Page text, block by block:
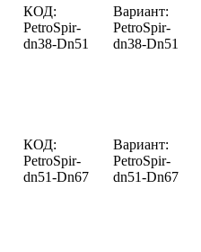
КОД:
PetroSpir-
dn38-Dn51
Вариант:
PetroSpir-
dn38-Dn51
КОД:
PetroSpir-
dn51-Dn67
Вариант:
PetroSpir-
dn51-Dn67